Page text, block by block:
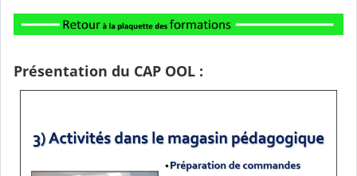
Présentation du CAP OOL :